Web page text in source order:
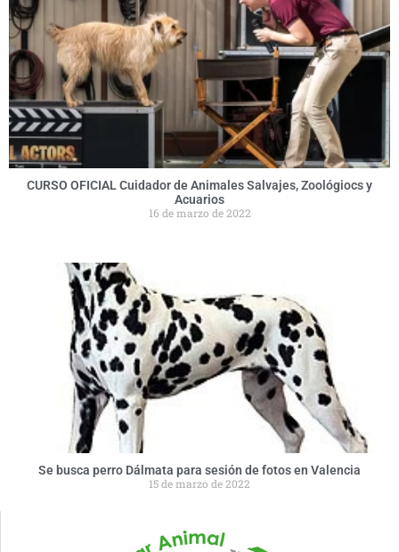
CURSO OFICIAL Cuidador de Animales Salvajes, Zoológiocs y
Acuarios
16 de marzo de 2022
Se busca perro Dálmata para sesión de fotos en Valencia
15 de marzo de 2022